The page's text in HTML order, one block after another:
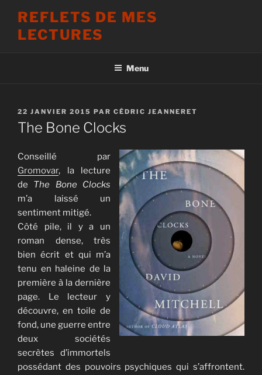
contenu
REFLETS DE MES
LECTURES
Menu
PUBLIÉ
LE
22 JANVIER 2015 PAR CÉDRIC JEANNERET
The Bone Clocks
Conseillé par
Gromovar, la lecture
de The Bone Clocks
m’a laissé un
sentiment mitigé.
Côté pile, il y a un
roman dense, très
bien écrit et qui m’a
tenu en haleine de la
première à la dernière
page. Le lecteur y
découvre, en toile de
fond, une guerre entre
deux sociétés
secrètes d’immortels
possédant des pouvoirs psychiques qui s’affrontent.